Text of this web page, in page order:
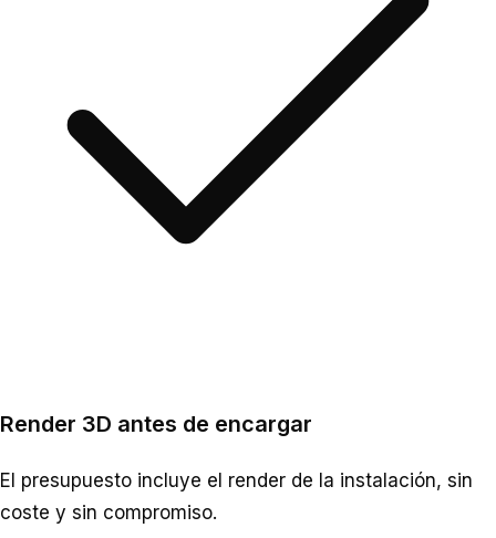
Render 3D antes de encargar
El presupuesto incluye el render de la instalación, sin
coste y sin compromiso.